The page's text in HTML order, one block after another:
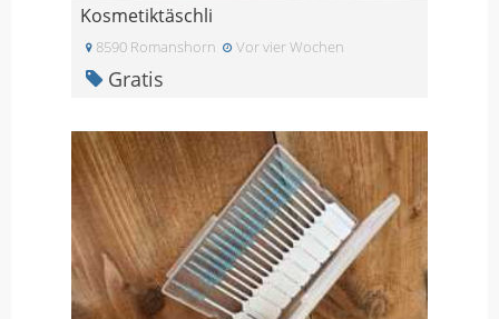
Kosmetiktäschli
8590 Romanshorn Vor vier Wochen
Gratis